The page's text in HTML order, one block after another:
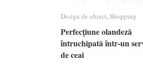
Design de obiect,Shopping
Perfecţiune olandeză
întruchipată într-un
de ceai
Design de obiect Shopping
Perfecţiune olandeză
întruchipată într-un
de ceai